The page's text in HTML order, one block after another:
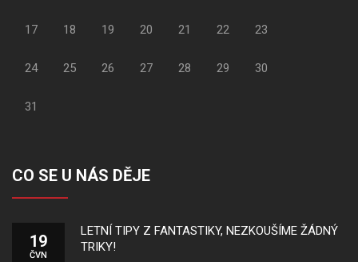
17 18 19 20 21 22 23
24 25 26 27 28 29 30
31
CO SE U NÁS DĚJE
19
ČVN
LETNÍ TIPY Z FANTASTIKY, NEZKOUŠÍME ŽÁDNÝ
TRIKY!